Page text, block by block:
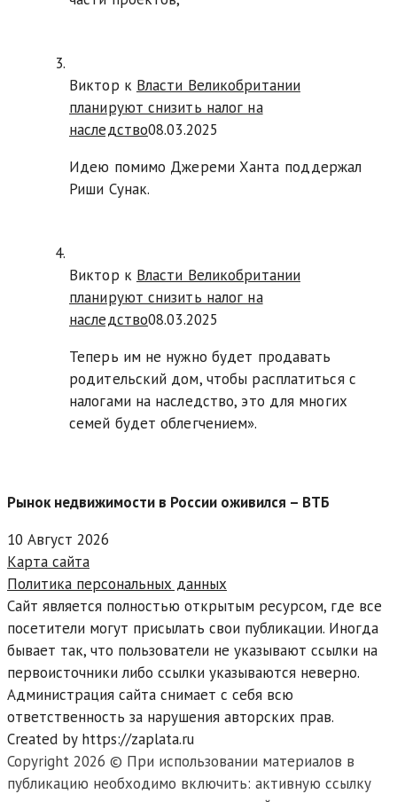
Виктор к Власти Великобритании
планируют снизить налог на
наследство08.03.2025
Идею помимо Джереми Ханта поддержал
Риши Сунак.
Виктор к Власти Великобритании
планируют снизить налог на
наследство08.03.2025
Теперь им не нужно будет продавать
родительский дом, чтобы расплатиться с
налогами на наследство, это для многих
семей будет облегчением».
Рынок недвижимости в России оживился – ВТБ
10 Август 2026
Карта сайта
Политика персональных данных
Сайт является полностью открытым ресурсом, где все
посетители могут присылать свои публикации. Иногда
бывает так, что пользователи не указывают ссылки на
первоисточники либо ссылки указываются неверно.
Администрация сайта снимает с себя всю
ответственность за нарушения авторских прав.
Created by https://zaplata.ru
Copyright 2026 © При использовании материалов в
публикацию необходимо включить: активную ссылку